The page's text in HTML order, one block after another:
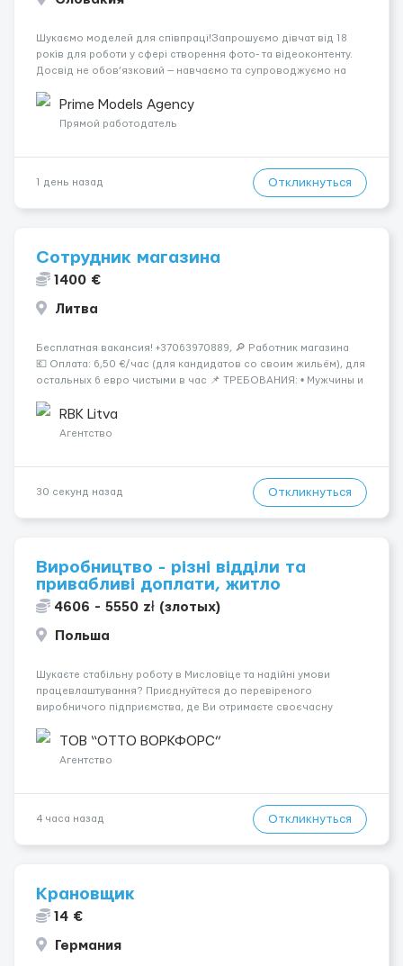
Шукаємо моделей для співпраці!Запрошуємо дівчат від 18
років для роботи у сфері створення фото- та відеоконтенту.
Досвід не обов’язковий — навчаємо та супроводжуємо на
конфіденційність і професійну підтримку. Працюємо офіційно,
поважаємо особ...
Prime Models Agency
Прямой работодатель
1 день назад Откликнуться
Сотрудник магазина
1400 €
Литва
Бесплатная вакансия! +37063970889, 🔎 Работник магазина
💶 Оплата: 6,50 €/час (для кандидатов со своим жильём), для
остальных 6 евро чистыми в час 📌 ТРЕБОВАНИЯ: • Мужчины и
работать &bul...
RBK Litva
Агентство
30 секунд назад Откликнуться
Виробництво - різні відділи та
привабливі доплати, житло
4606 - 5550 zł (злотых)
Польша
Шукаєте стабільну роботу в Мисловіце та надійні умови
працевлаштування? Приєднуйтеся до перевіреного
виробничого підприємства, де Ви отримаєте своєчасну
підібрати посаду відповідно до Ваших навичок
Локація: Мисловіце Форма пр...
ТОВ “ОТТО ВОРКФОРС”
Агентство
4 часа назад Откликнуться
Крановщик
14 €
Германия